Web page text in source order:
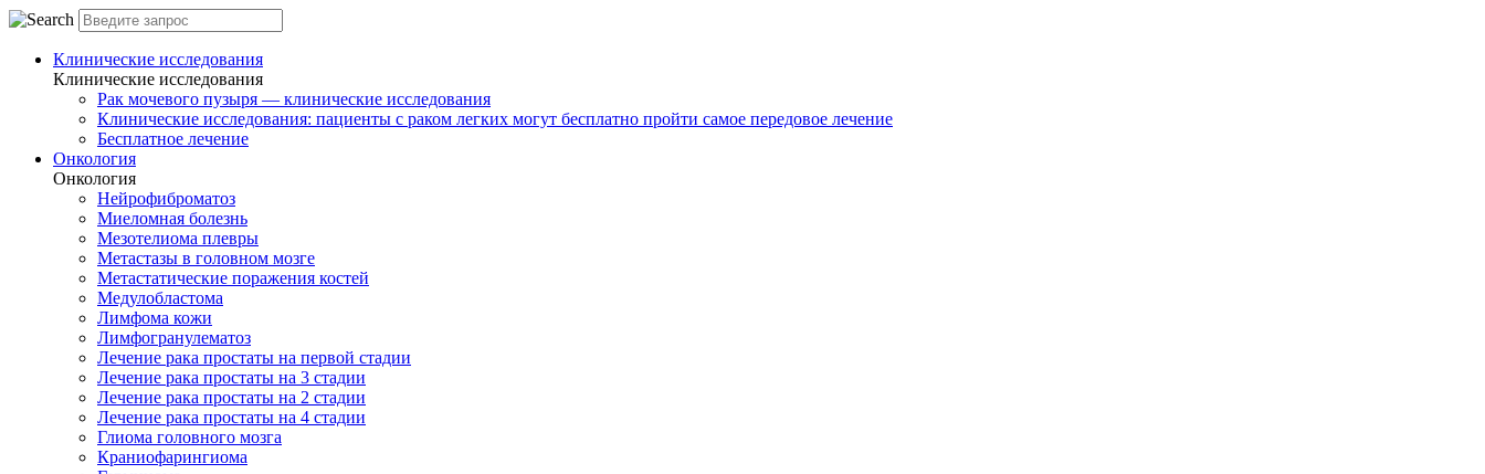
Клинические исследования
Клинические исследования
Рак мочевого пузыря — клинические исследования
Клинические исследования: пациенты с раком легких могут бесплатно пройти самое передовое лечение
Бесплатное лечение
Онкология
Онкология
Нейрофиброматоз
Миеломная болезнь
Мезотелиома плевры
Метастазы в головном мозге
Метастатические поражения костей
Медулобластома
Лимфома кожи
Лимфогранулематоз
Лечение рака простаты на первой стадии
Лечение рака простаты на 3 стадии
Лечение рака простаты на 2 стадии
Лечение рака простаты на 4 стадии
Глиома головного мозга
Краниофарингиома